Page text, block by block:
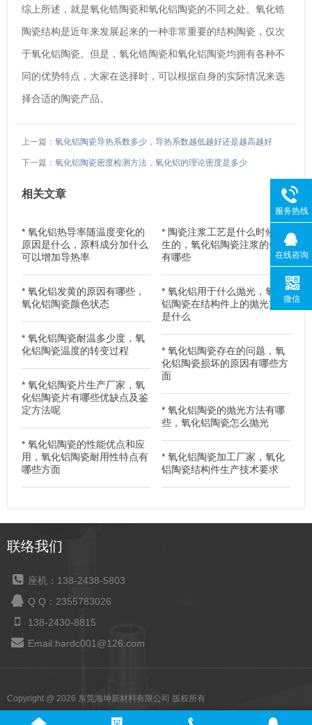
综上所述，就是氧化锆陶瓷和氧化铝陶瓷的不同之处。氧化锆
陶瓷结构是近年来发展起来的一种非常重要的结构陶瓷，仅次
于氧化铝陶瓷。但是，氧化锆陶瓷和氧化铝陶瓷均拥有各种不
同的优势特点，大家在选择时，可以根据自身的实际情况来选
择合适的陶瓷产品。
上一篇： 氧化铝陶瓷导热系数多少，导热系数越低越好还是越高越好
下一篇： 氧化铝陶瓷密度检测方法，氧化铝的理论密度是多少
相关文章
* 氧化铝热导率随温度变化的
原因是什么，原料成分加什么
可以增加导热率
* 陶瓷注浆工艺是什么时候产
生的，氧化铝陶瓷注浆的优点
有哪些
* 氧化铝发黄的原因有哪些，
氧化铝陶瓷颜色状态
* 氧化铝用于什么抛光，氧化
铝陶瓷在结构件上的抛光方式
是什么
* 氧化铝陶瓷耐温多少度，氧
化铝陶瓷温度的转变过程
* 氧化铝陶瓷存在的问题，氧
化铝陶瓷损坏的原因有哪些方
面
* 氧化铝陶瓷片生产厂家，氧
化铝陶瓷片有哪些优缺点及鉴
定方法呢
* 氧化铝陶瓷的抛光方法有哪
些，氧化铝陶瓷怎么抛光
* 氧化铝陶瓷的性能优点和应
用，氧化铝陶瓷耐用性特点有
哪些方面
* 氧化铝陶瓷加工厂家，氧化
铝陶瓷结构件生产技术要求
联络我们
座机：138-2438-5803
Q Q：2355783026
138-2430-8815
Email:hardc001@126.com
Copyright @ 2026 东莞海坤新材料有限公司 版权所有
服务热线
在线咨询
微信